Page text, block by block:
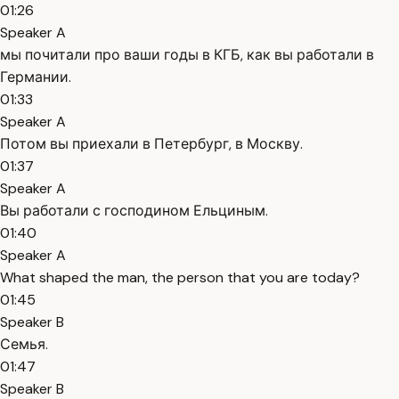
01:26
Speaker A
мы почитали про ваши годы в КГБ, как вы работали в
Германии.
01:33
Speaker A
Потом вы приехали в Петербург, в Москву.
01:37
Speaker A
Вы работали с господином Ельциным.
01:40
Speaker A
What shaped the man, the person that you are today?
01:45
Speaker B
Семья.
01:47
Speaker B